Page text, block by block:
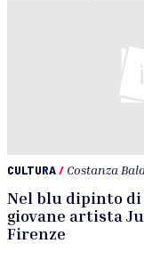
CULTURA/ Costanza
Nel blu dipinto di
giovane artista
Firenze